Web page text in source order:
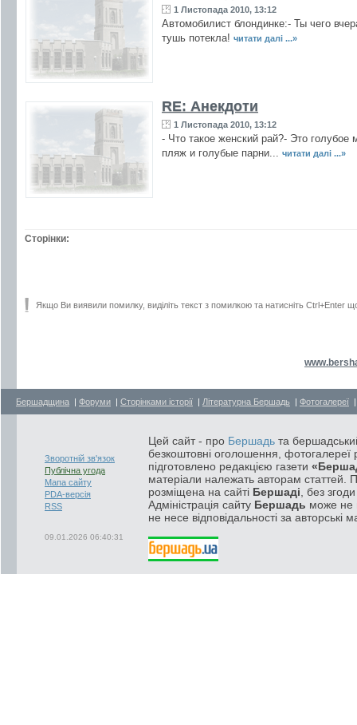
1 Листопада 2010, 13:12
Автомобилист блондинке:- Ты чего
тушь потекла! читати далі ...»
RE: Анекдоти
1 Листопада 2010, 13:12
- Что такое женский рай?- Это
пляж и голубые парни... читати далі ...»
Сторінки:
Якщо Ви виявили помилку, виділіть текст з помилкою та натисніть Ctrl+Enter
Бершадщина | Форуми | Сторінками історії | Літературна Бершадь | Фотогалереї
Зворотній зв'язок
Публічна угода
Мапа сайту
PDA-версія
RSS
09.01.2026 06:40:31
Цей сайт - про Бершадь та
безкоштовні оголошення, фотогалереї
підготовлено редакцією газети
матеріали належать авторам статтей.
розміщена на сайті Бершаді , без
Адміністрація сайту Бершадь може не
не несе відповідальності за авторські